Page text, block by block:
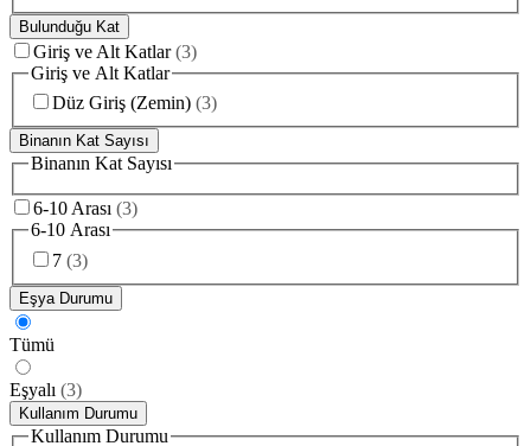
Bulunduğu Kat
Giriş ve Alt Katlar (3)
Giriş ve Alt Katlar
Düz Giriş (Zemin) (3)
Binanın Kat Sayısı
Binanın Kat Sayısı
6-10 Arası (3)
6-10 Arası
7 (3)
Eşya Durumu
Tümü
Eşyalı (3)
Kullanım Durumu
Kullanım Durumu